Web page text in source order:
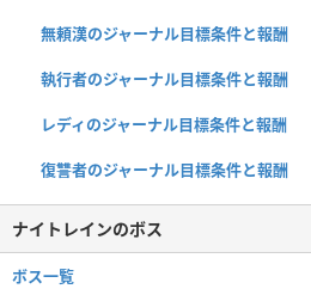
無頼漢のジャーナル目標条件と報酬
執行者のジャーナル目標条件と報酬
レディのジャーナル目標条件と報酬
復讐者のジャーナル目標条件と報酬
ナイトレインのボス
ボス一覧